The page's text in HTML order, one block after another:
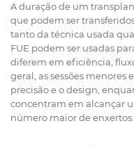
A duração de um
que podem ser
tanto da técnica usada
FUE podem ser usadas
diferem em eficiência,
geral, as sessões
precisão e o design,
concentram em alcançar
número maior de enxertos.